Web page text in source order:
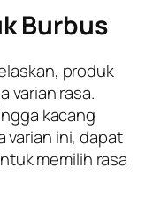
Burbus
produk
varian rasa.
kacang
varian ini, dapat
memilih rasa